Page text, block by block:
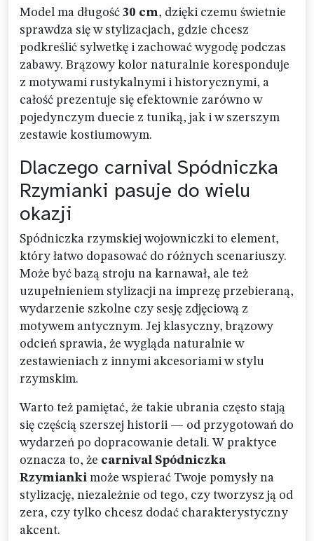
Model ma długość 30 cm, dzięki czemu świetnie
sprawdza się w stylizacjach, gdzie chcesz
podkreślić sylwetkę i zachować wygodę podczas
zabawy. Brązowy kolor naturalnie koresponduje
z motywami rustykalnymi i historycznymi, a
całość prezentuje się efektownie zarówno w
pojedynczym duecie z tuniką, jak i w szerszym
zestawie kostiumowym.
Dlaczego carnival Spódniczka
Rzymianki pasuje do wielu
okazji
Spódniczka rzymskiej wojowniczki to element,
który łatwo dopasować do różnych scenariuszy.
Może być bazą stroju na karnawał, ale też
uzupełnieniem stylizacji na imprezę przebieraną,
wydarzenie szkolne czy sesję zdjęciową z
motywem antycznym. Jej klasyczny, brązowy
odcień sprawia, że wygląda naturalnie w
zestawieniach z innymi akcesoriami w stylu
rzymskim.
Warto też pamiętać, że takie ubrania często stają
się częścią szerszej historii — od przygotowań do
wydarzeń po dopracowanie detali. W praktyce
oznacza to, że carnival Spódniczka
Rzymianki może wspierać Twoje pomysły na
stylizację, niezależnie od tego, czy tworzysz ją od
zera, czy tylko chcesz dodać charakterystyczny
akcent.